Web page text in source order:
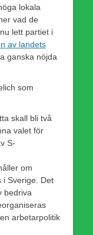
lokala
vad de
lett partiet i
av landets
ganska nöjda
som
skall bli två
valet för
S-
om
i Sverige. Det
bedriva
arbetarpolitik